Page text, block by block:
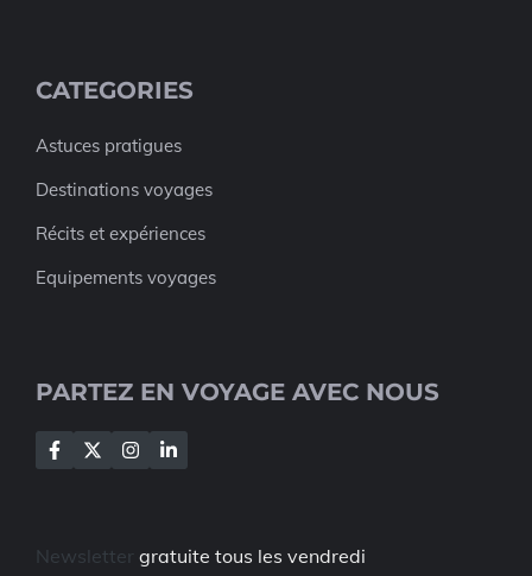
CATEGORIES
Astuces pratigues
Destinations voyages
Récits et expériences
Equipements voyages
PARTEZ EN VOYAGE AVEC NOUS
Newsletter gratuite tous les vendredi